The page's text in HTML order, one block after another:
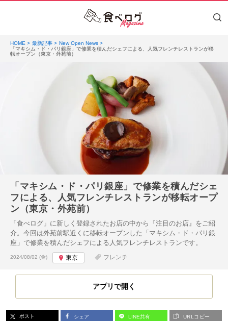
HOME 最新記事
New Open News
「マキシム・ド・パリ銀座」で修業を積んだシェフによる、人気フレンチレストランが移
転オープン（東京・外苑前）
「マキシム・ド・パリ銀座」で修業を積んだシェ
フによる、人気フレンチレストランが移転オープ
ン（東京・外苑前）
「食べログ」に新しく登録されたお店の中から『注目のお店』をご紹
介。今回は外苑前駅近くに移転オープンした「マキシム・ド・パリ銀
座」で修業を積んだシェフによる人気フレンチレストランです。
投稿日:
2024/08/02 (金) 東京 フレンチ
アプリで開く
ポスト シェア LINE共有 URLコピー